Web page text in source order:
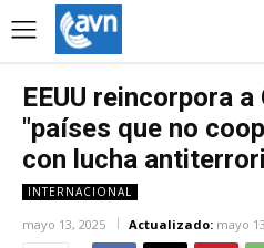
EEUU reincorpora
"países que no
con lucha
INTERNACIONAL
mayo 13, 2025 Actualizado: mayo